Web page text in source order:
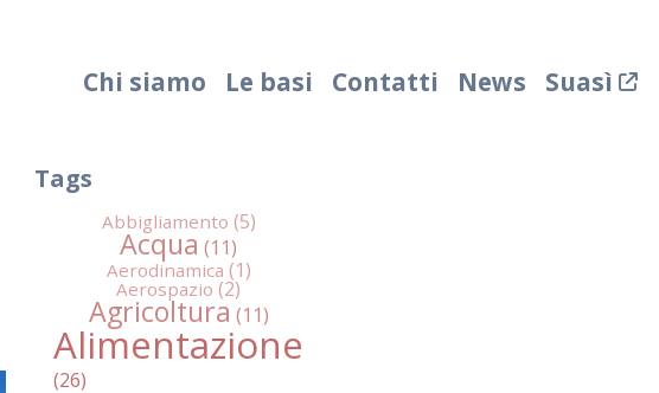
Chi siamo Le basi Contatti News Suasì
Tags
Abbigliamento
Acqua
Aerodinamica
Aerospazio
Agricoltura
Alimentazione